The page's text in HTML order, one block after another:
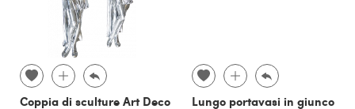
Coppia di sculture Art Deco
Lungo portavasi in giunco